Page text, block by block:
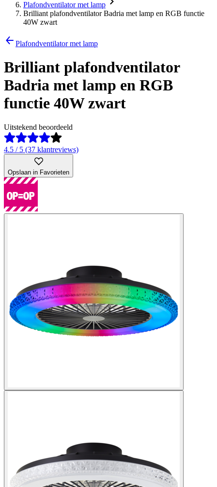
Plafondventilator met lamp
Brilliant plafondventilator Badria met lamp en RGB functie
40W zwart
Plafondventilator met lamp
Brilliant plafondventilator
Badria met lamp en RGB
functie 40W zwart
Uitstekend beoordeeld
4.5 / 5 (37 klantreviews)
Opslaan in Favorieten